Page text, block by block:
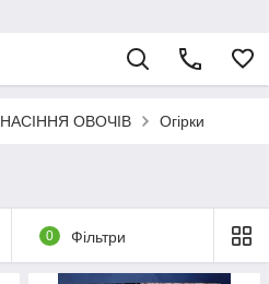
НАСІННЯ ОВОЧІВ Огірки
0 Фільтри